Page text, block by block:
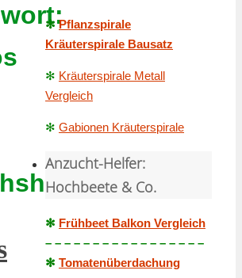
✻ Pflanzspirale
Kräuterspirale Bausatz
✻ Kräuterspirale Metall
Vergleich
✻ Gabionen Kräuterspirale
Anzucht-Helfer:
Hochbeete & Co.
✻ Frühbeet Balkon Vergleich
– – – – – – – – – – – – – – – – –
✻ Tomatenüberdachung